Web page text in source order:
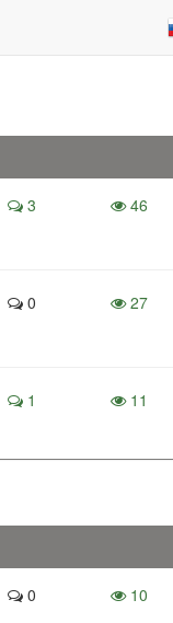
3 46
0 27
1 11
0 10